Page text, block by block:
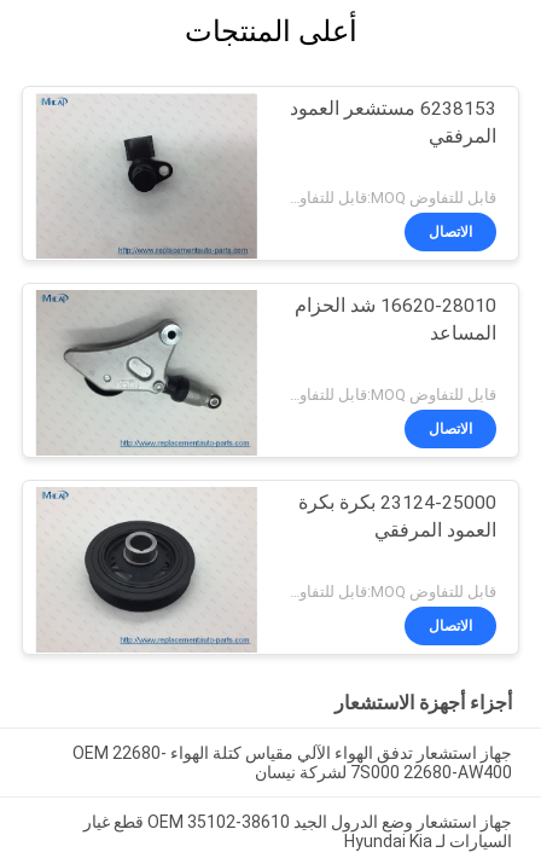
أعلى المنتجات
6238153 مستشعر العمود
المرفقي
قابل للتفاوض MOQ:قابل للتفاوض
الاتصال
16620-28010 شد الحزام
المساعد
الاتصال
23124-25000 بكرة بكرة
العمود المرفقي
الاتصال
أجزاء أجهزة الاستشعار
جهاز استشعار تدفق الهواء الآلي مقياس كتلة الهواء OEM 22680-
7S000 22680-AW400 لشركة نيسان
جهاز استشعار وضع الدرول الجيد OEM 35102-38610 قطع غيار
السيارات لـ Hyundai Kia